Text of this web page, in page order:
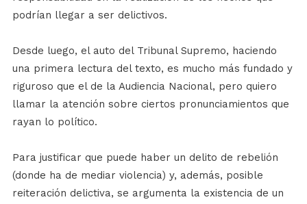
podrían llegar a ser delictivos.
Desde luego, el auto del Tribunal Supremo, haciendo
una primera lectura del texto, es mucho más fundado y
riguroso que el de la Audiencia Nacional, pero quiero
llamar la atención sobre ciertos pronunciamientos que
rayan lo político.
Para justificar que puede haber un delito de rebelión
(donde ha de mediar violencia) y, además, posible
reiteración delictiva, se argumenta la existencia de un